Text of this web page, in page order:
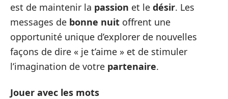
est de maintenir la passion et le désir. Les
messages de bonne nuit offrent une
opportunité unique d’explorer de nouvelles
façons de dire « je t’aime » et de stimuler
l’imagination de votre partenaire.
Jouer avec les mots